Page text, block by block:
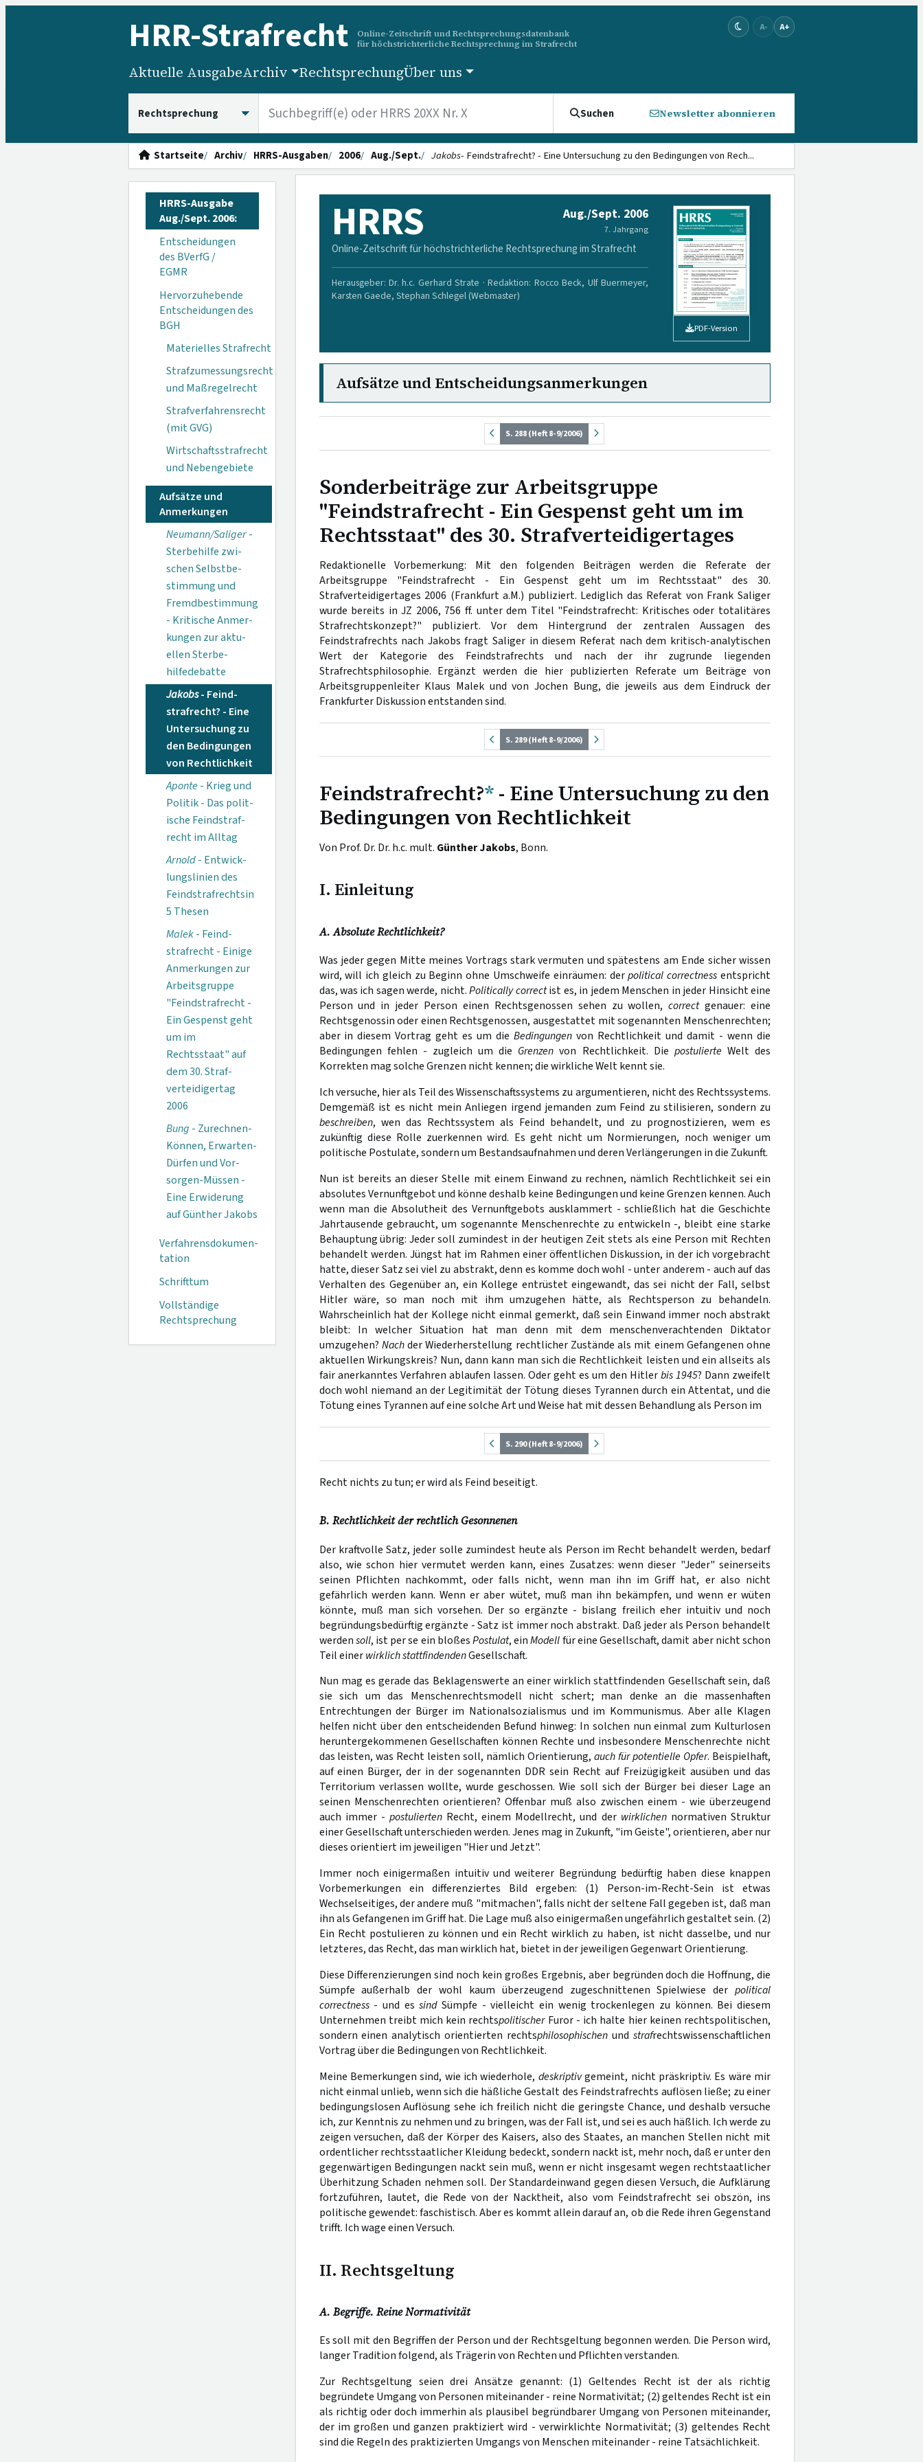
HRR-Strafrecht
Online-Zeitschrift und Rechtsprechungsdatenbank
für höchstrichterliche Rechtsprechung im Strafrecht
A- A+
Aktuelle AusgabeArchiv RechtsprechungÜber uns
Suchen Newsletter abonnieren
Startseite Archiv HRRS-Ausgaben 2006 Aug./Sept. Jakobs- Feind­strafrecht? - Eine Untersuchung zu den Beding­ungen von Rech...
HRRS-Ausgabe
Aug./Sept. 2006:
Entscheidungen
des BVerfG /
EGMR
Hervorzuhebende
Entscheidungen des
BGH
Materielles Strafrecht
Strafzumessungsrecht
und Maßregelrecht
Strafverfahrensrecht
(mit GVG)
Wirtschaftsstrafrecht
und Nebengebiete
Aufsätze und
Anmerkungen
Neumann/Saliger-
Sterbehilfe zwi­
schen Selbstbe­
stimmung und
Fremdbestimmung
- Kritische Anmer­
kungen zur aktu­
ellen Sterbe­
hilfedebatte
Jakobs- Feind­
strafrecht? - Eine
Untersuchung zu
den Beding­ungen
von Recht­lichkeit
Aponte- Krieg und
Politik - Das polit­
ische Feindstraf­
recht im Alltag
Arnold- Entwick­
lungslinien des
Feindstrafrechts­in
5 Thesen
Malek- Feind­
strafrecht - Ei­nige
Anmerkungen zur
Arbeitsgruppe
"Feindstrafrecht -
Ein Gespenst geht
um im
Rechtsstaat" auf
dem 30. Straf­
verteidigertag
2006
Bung - Zurechnen-
Können, Erwarten-
Dürfen und Vor­
sorgen-Müssen -
Eine Erwiderung
auf Günther Jakobs
Verfahrensdokumen­
tation
Schrifttum
Vollständige
Rechtsprechung
HRRS Aug./Sept. 2006
7. Jahrgang
Online-Zeitschrift für höchstrichterliche Rechtsprechung im Strafrecht
Herausgeber: Dr. h.c. Gerhard Strate · Redaktion: Rocco Beck, Ulf Buermeyer,
Karsten Gaede, Stephan Schlegel (Webmaster)
PDF-Version
Aufsätze und Entscheidungsanmerkungen
S. 288 (Heft 8-9/2006)
Sonderbeiträge zur Arbeitsgruppe
"Feindstrafrecht - Ein Gespenst geht um im
Rechtsstaat" des 30. Strafverteidigertages
Redaktionelle Vorbemerkung: Mit den folgenden Beiträgen werden die Referate der
Arbeitsgruppe "Feindstrafrecht - Ein Gespenst geht um im Rechtsstaat" des 30.
Strafverteidigertages 2006 (Frankfurt a.M.) publiziert. Lediglich das Referat von Frank Saliger
wurde bereits in JZ 2006, 756 ff. unter dem Titel "Feindstrafrecht: Kritisches oder totalitäres
Strafrechtskonzept?" publiziert. Vor dem Hintergrund der zentralen Aussagen des
Feindstrafrechts nach Jakobs fragt Saliger in diesem Referat nach dem kritisch-analytischen
Wert der Kategorie des Feindstrafrechts und nach der ihr zugrunde liegenden
Strafrechtsphilosophie. Ergänzt werden die hier publizierten Referate um Beiträge von
Arbeitsgruppenleiter Klaus Malek und von Jochen Bung, die jeweils aus dem Eindruck der
Frankfurter Diskussion entstanden sind.
S. 289 (Heft 8-9/2006)
Feindstrafrecht?*- Eine Untersuchung zu den
Bedingungen von Rechtlichkeit
Von Prof. Dr. Dr. h.c. mult. Günther Jakobs, Bonn.
I. Einleitung
A. Absolute Rechtlichkeit?
Was jeder gegen Mitte meines Vortrags stark vermuten und spätestens am Ende sicher wissen
wird, will ich gleich zu Beginn ohne Umschweife einräumen: derpolitical correctness entspricht
das, was ich sagen werde, nicht.Politically correctist es, in jedem Menschen in jeder Hinsicht eine
Person und in jeder Person einen Rechtsgenossen sehen zu wollen,correctgenauer: eine
Rechtsgenossin oder einen Rechtsgenossen, ausgestattet mit sogenannten Menschenrechten;
aber in diesem Vortrag geht es um dieBedingungen von Rechtlichkeit und damit - wenn die
Bedingungen fehlen - zugleich um die Grenzen von Rechtlichkeit. Die postulierte Welt des
Korrekten mag solche Grenzen nicht kennen; die wirkliche Welt kennt sie.
Ich versuche, hier als Teil des Wissenschaftssystems zu argumentieren, nicht des Rechtssystems.
Demgemäß ist es nicht mein Anliegen irgend jemanden zum Feind zu stilisieren, sondern zu
beschreiben, wen das Rechtssystem als Feind behandelt, und zu prognostizieren, wem es
zukünftig diese Rolle zuerkennen wird. Es geht nicht um Normierungen, noch weniger um
politische Postulate, sondern um Bestandsaufnahmen und deren Verlängerungen in die Zukunft.
Nun ist bereits an dieser Stelle mit einem Einwand zu rechnen, nämlich Rechtlichkeit sei ein
absolutes Vernunftgebot und könne deshalb keine Bedingungen und keine Grenzen kennen. Auch
wenn man die Absolutheit des Vernunftgebots ausklammert - schließlich hat die Geschichte
Jahrtausende gebraucht, um sogenannte Menschenrechte zu entwickeln -, bleibt eine starke
Behauptung übrig: Jeder soll zumindest in der heutigen Zeit stets als eine Person mit Rechten
behandelt werden. Jüngst hat im Rahmen einer öffentlichen Diskussion, in der ich vorgebracht
hatte, dieser Satz sei viel zu abstrakt, denn es komme doch wohl - unter anderem - auch auf das
Verhalten des Gegenüber an, ein Kollege entrüstet eingewandt, das sei nicht der Fall, selbst
Hitler wäre, so man noch mit ihm umzugehen hätte, als Rechtsperson zu behandeln.
Wahrscheinlich hat der Kollege nicht einmal gemerkt, daß sein Einwand immer noch abstrakt
bleibt: In welcher Situation hat man denn mit dem menschenverachtenden Diktator
umzugehen? Nachder Wiederherstellung rechtlicher Zustände als mit einem Gefangenen ohne
aktuellen Wirkungskreis? Nun, dann kann man sich die Rechtlichkeit leisten und ein allseits als
fair anerkanntes Verfahren ablaufen lassen. Oder geht es um den Hitlerbis 1945? Dann zweifelt
doch wohl niemand an der Legitimität der Tötung dieses Tyrannen durch ein Attentat, und die
Tötung eines Tyrannen auf eine solche Art und Weise hat mit dessen Behandlung als Person im
S. 290 (Heft 8-9/2006)
Recht nichts zu tun; er wird als Feind beseitigt.
B. Rechtlichkeit der rechtlich Gesonnenen
Der kraftvolle Satz, jeder solle zumindest heute als Person im Recht behandelt werden, bedarf
also, wie schon hier vermutet werden kann, eines Zusatzes: wenn dieser "Jeder" seinerseits
seinen Pflichten nachkommt, oder falls nicht, wenn man ihn im Griff hat, er also nicht
gefährlich werden kann. Wenn er aber wütet, muß man ihn bekämpfen, und wenn er wüten
könnte, muß man sich vorsehen. Der so ergänzte - bislang freilich eher intuitiv und noch
begründungsbedürftig ergänzte - Satz ist immer noch abstrakt. Daß jeder als Person behandelt
werdensoll, ist per se ein bloßesPostulat, einModellfür eine Gesellschaft, damit aber nicht schon
Teil einerwirklich stattfindendenGesellschaft.
Nun mag es gerade das Beklagenswerte an einer wirklich stattfindenden Gesellschaft sein, daß
sie sich um das Menschenrechtsmodell nicht schert; man denke an die massenhaften
Entrechtungen der Bürger im Nationalsozialismus und im Kommunismus. Aber alle Klagen
helfen nicht über den entscheidenden Befund hinweg: In solchen nun einmal zum Kulturlosen
heruntergekommenen Gesellschaften können Rechte und insbesondere Menschenrechte nicht
das leisten, was Recht leisten soll, nämlich Orientierung,auch für potentielle Opfer. Beispielhaft,
auf einen Bürger, der in der sogenannten DDR sein Recht auf Freizügigkeit ausüben und das
Territorium verlassen wollte, wurde geschossen. Wie soll sich der Bürger bei dieser Lage an
seinen Menschenrechten orientieren? Offenbar muß also zwischen einem - wie überzeugend
auch immer - postuliertenRecht, einem Modellrecht, und der wirklichennormativen Struktur
einer Gesellschaft unterschieden werden. Jenes mag in Zukunft, "im Geiste", orientieren, aber nur
dieses orientiert im jeweiligen "Hier und Jetzt".
Immer noch einigermaßen intuitiv und weiterer Begründung bedürftig haben diese knappen
Vorbemerkungen ein differenziertes Bild ergeben: (1) Person-im-Recht-Sein ist etwas
Wechselseitiges, der andere muß "mitmachen", falls nicht der seltene Fall gegeben ist, daß man
ihn als Gefangenen im Griff hat. Die Lage muß also einigermaßen ungefährlich gestaltet sein. (2)
Ein Recht postulieren zu können und ein Recht wirklich zu haben, ist nicht dasselbe, und nur
letzteres, das Recht, das man wirklich hat, bietet in der jeweiligen Gegenwart Orientierung.
Diese Differenzierungen sind noch kein großes Ergebnis, aber begründen doch die Hoffnung, die
Sümpfe außerhalb der wohl kaum überzeugend zugeschnittenen Spielwiese der political
correctness- und essindSümpfe - vielleicht ein wenig trockenlegen zu können. Bei diesem
Unternehmen treibt mich kein rechtspolitischerFuror - ich halte hier keinen rechtspolitischen,
sondern einen analytisch orientierten rechtsphilosophischen undstrafrechtswissenschaftlichen
Vortrag über die Bedingungen von Rechtlichkeit.
Meine Bemerkungen sind, wie ich wiederhole, deskriptivgemeint, nicht präskriptiv. Es wäre mir
nicht einmal unlieb, wenn sich die häßliche Gestalt des Feindstrafrechts auflösen ließe; zu einer
bedingungslosen Auflösung sehe ich freilich nicht die geringste Chance, und deshalb versuche
ich, zur Kenntnis zu nehmen und zu bringen, was der Fall ist, und sei es auch häßlich. Ich werde zu
zeigen versuchen, daß der Körper des Kaisers, also des Staates, an manchen Stellen nicht mit
ordentlicher rechtsstaatlicher Kleidung bedeckt, sondern nackt ist, mehr noch, daß er unter den
gegenwärtigen Bedingungen nackt sein muß, wenn er nicht insgesamt wegen rechtstaatlicher
Überhitzung Schaden nehmen soll. Der Standardeinwand gegen diesen Versuch, die Aufklärung
fortzuführen, lautet, die Rede von der Nacktheit, also vom Feindstrafrecht sei obszön, ins
politische gewendet: faschistisch. Aber es kommt allein darauf an, ob die Rede ihren Gegenstand
trifft. Ich wage einen Versuch.
II. Rechtsgeltung
A. Begriffe. Reine Normativität
Es soll mit den Begriffen der Person und der Rechtsgeltung begonnen werden. Die Person wird,
langer Tradition folgend, als Trägerin von Rechten und Pflichten verstanden.
Zur Rechtsgeltung seien drei Ansätze genannt: (1) Geltendes Recht ist der als richtig
begründete Umgang von Personen miteinander - reine Normativität; (2) geltendes Recht ist ein
als richtig oder doch immerhin als plausibel begründbarer Umgang von Personen miteinander,
der im großen und ganzen praktiziert wird - verwirklichte Normativität; (3) geltendes Recht
sind die Regeln des praktizierten Umgangs von Menschen miteinander - reine Tatsächlichkeit.